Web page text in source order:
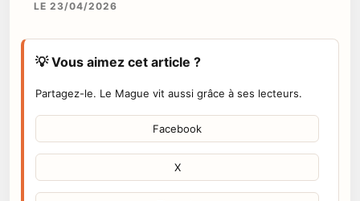
LE 23/04/2026
💡 Vous aimez cet article ?
Partagez-le. Le Mague vit aussi grâce à ses lecteurs.
Facebook
X